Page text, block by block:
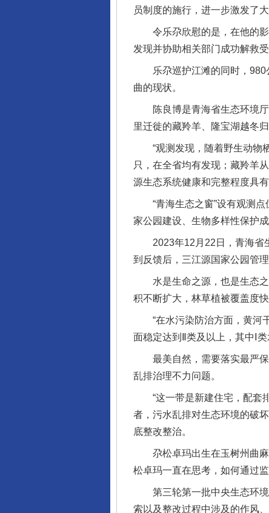
员制度的施行，进一步激发了大
令乐尕欣慰的是，在他的影
发现并协助相关部门成功解救
乐尕巡护江滩的同时，980公
曲的现状。
陈良博是青海省生态环境厅
里迁徙的藏羚羊、隆宝湖越冬
“观测发现，随着野生动物栖
只，在全省均有发现；藏羚羊
源生态系统健康和完整程度具有
“青海生态之窗”设有观测点
家公园建设、生物多样性保护
2023年12月22日，青海省生
到反馈后，三江源国家公园管
水是生命之源，也是生态之
积不断扩大，林草植被覆盖度
“在水污染防治方面，黄河干
面稳定达到Ⅱ类及以上，其中Ⅰ
最美自然，需要落实最严保
乱排治理不力问题。
“这一带是新建住宅，配套排
者，污水乱排对生态环境的破
底整改整治。
尕松卓玛出生在玉树州曲麻
松卓玛一直在思考，如何通过
第三轮第一批中央生态环境
索以及整改过程中涉及的作风